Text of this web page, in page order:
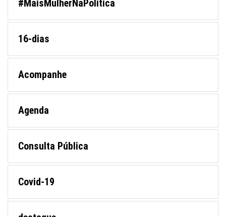
#MaisMulherNaPolitica
16-dias
Acompanhe
Agenda
Consulta Pública
Covid-19